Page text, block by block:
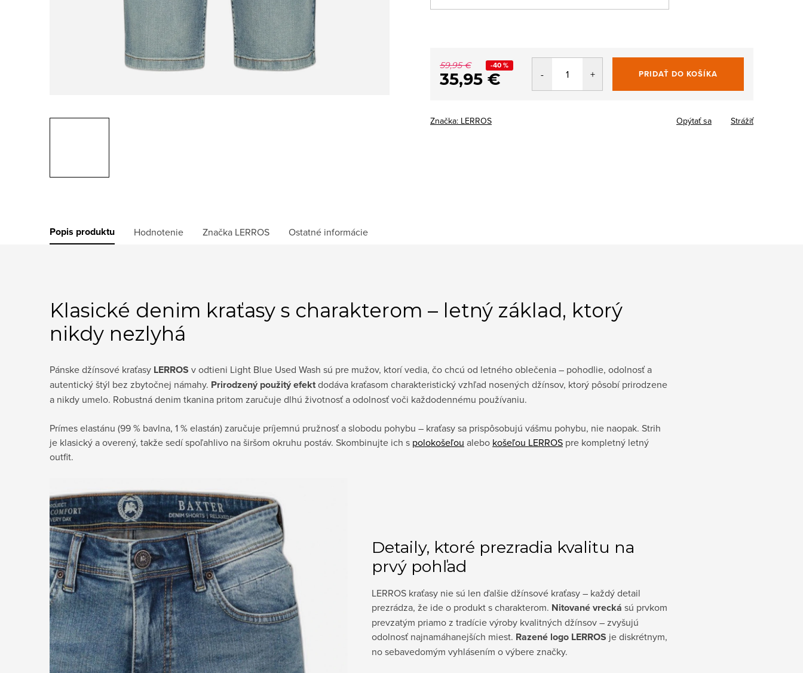
59,95 € -40 %
35,95 € PRIDAŤ DO KOŠÍKA
Značka: LERROS Opýtať sa Strážiť
Popis produktu Hodnotenie Značka LERROS Ostatné informácie
Klasické denim kraťasy s charakterom – letný základ, ktorý
nikdy nezlyhá
Pánske džínsové kraťasy LERROS v odtieni Light Blue Used Wash sú pre mužov, ktorí vedia, čo chcú od letného oblečenia – pohodlie, odolnosť a
autentický štýl bez zbytočnej námahy. Prirodzený použitý efektdodáva kraťasom charakteristický vzhľad nosených džínsov, ktorý pôsobí prirodzene
a nikdy umelo. Robustná denim tkanina pritom zaručuje dlhú životnosť a odolnosť voči každodennému používaniu.
Prímes elastánu (99 % bavlna, 1 % elastán) zaručuje príjemnú pružnosť a slobodu pohybu – kraťasy sa prispôsobujú vášmu pohybu, nie naopak. Strih
je klasický a overený, takže sedí spoľahlivo na širšom okruhu postáv. Skombinujte ich s polokošeľou alebo košeľou LERROS pre kompletný letný
outfit.
Detaily, ktoré prezradia kvalitu na
prvý pohľad
LERROS kraťasy nie sú len ďalšie džínsové kraťasy – každý detail
prezrádza, že ide o produkt s charakterom. Nitované vrecká sú prvkom
prevzatým priamo z tradície výroby kvalitných džínsov – zvyšujú
odolnosť najnamáhanejších miest. Razené logo LERROS je diskrétnym,
no sebavedomým vyhlásením o výbere značky.